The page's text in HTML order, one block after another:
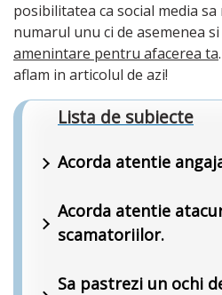
posibilitatea ca social media
numarul unu ci de asemenea si
amenintare pentru afacerea ta
aflam in articolul de azi!
Lista de subiecte
Acorda atentie
Acorda atentie
scamatoriilor.
Sa pastrezi un ochi